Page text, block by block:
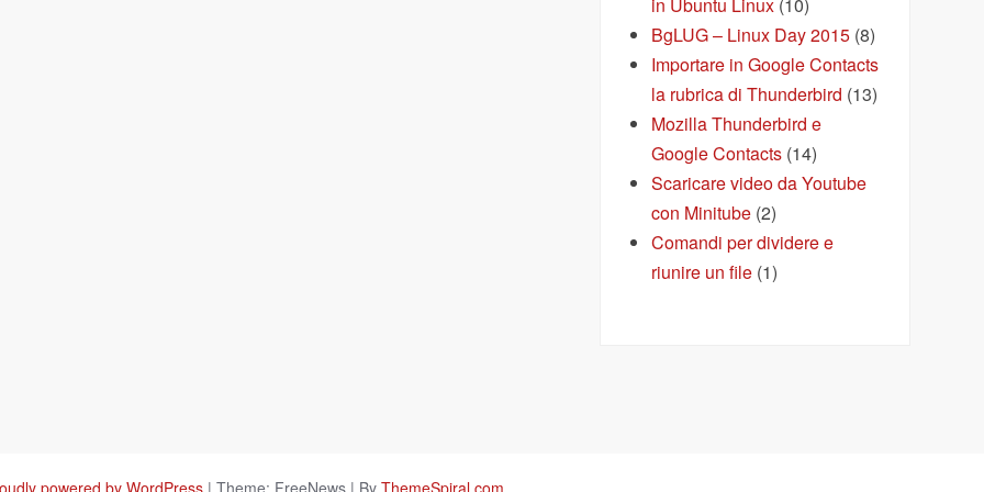
BgLUG – Linux Day 2015 (8)
Importare in Google Contacts
la rubrica di Thunderbird (13)
Mozilla Thunderbird e
Google Contacts (14)
Scaricare video da Youtube
con Minitube (2)
Comandi per dividere e
riunire un file (1)